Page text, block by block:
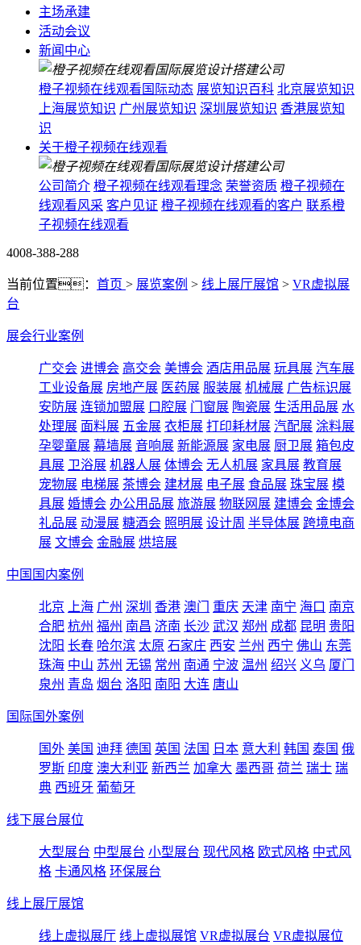
主场承建
活动会议
新闻中心
橙子视频在线观看国际动态 展览知识百科 北京展览知识
上海展览知识 广州展览知识 深圳展览知识 香港展览知
识
关于橙子视频在线观看
公司简介 橙子视频在线观看理念 荣誉资质 橙子视频在
线观看风采 客户见证 橙子视频在线观看的客户 联系橙
子视频在线观看
4008-388-288
当前位置： 首页 > 展览案例 > 线上展厅展馆 > VR虚拟展
台
展会行业案例
广交会 进博会 高交会 美博会 酒店用品展 玩具展 汽车展
工业设备展 房地产展 医药展 服装展 机械展 广告标识展
安防展 连锁加盟展 口腔展 门窗展 陶瓷展 生活用品展 水
处理展 面料展 五金展 衣柜展 打印耗材展 汽配展 涂料展
孕婴童展 幕墙展 音响展 新能源展 家电展 厨卫展 箱包皮
具展 卫浴展 机器人展 体博会 无人机展 家具展 教育展
宠物展 电梯展 茶博会 建材展 电子展 食品展 珠宝展 模
具展 婚博会 办公用品展 旅游展 物联网展 建博会 金博会
礼品展 动漫展 糖酒会 照明展 设计周 半导体展 跨境电商
展 文博会 金融展 烘培展
中国国内案例
北京 上海 广州 深圳 香港 澳门 重庆 天津 南宁 海口 南京
合肥 杭州 福州 南昌 济南 长沙 武汉 郑州 成都 昆明 贵阳
沈阳 长春 哈尔滨 太原 石家庄 西安 兰州 西宁 佛山 东莞
珠海 中山 苏州 无锡 常州 南通 宁波 温州 绍兴 义乌 厦门
泉州 青岛 烟台 洛阳 南阳 大连 唐山
国际国外案例
国外 美国 迪拜 德国 英国 法国 日本 意大利 韩国 泰国 俄
罗斯 印度 澳大利亚 新西兰 加拿大 墨西哥 荷兰 瑞士 瑞
典 西班牙 葡萄牙
线下展台展位
大型展台 中型展台 小型展台 现代风格 欧式风格 中式风
格 卡通风格 环保展台
线上展厅展馆
线上虚拟展厅 线上虚拟展馆 VR虚拟展台 VR虚拟展位